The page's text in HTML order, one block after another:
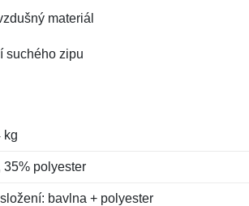
materiál
suchého zipu
kg
35% polyester
bavlna + polyester